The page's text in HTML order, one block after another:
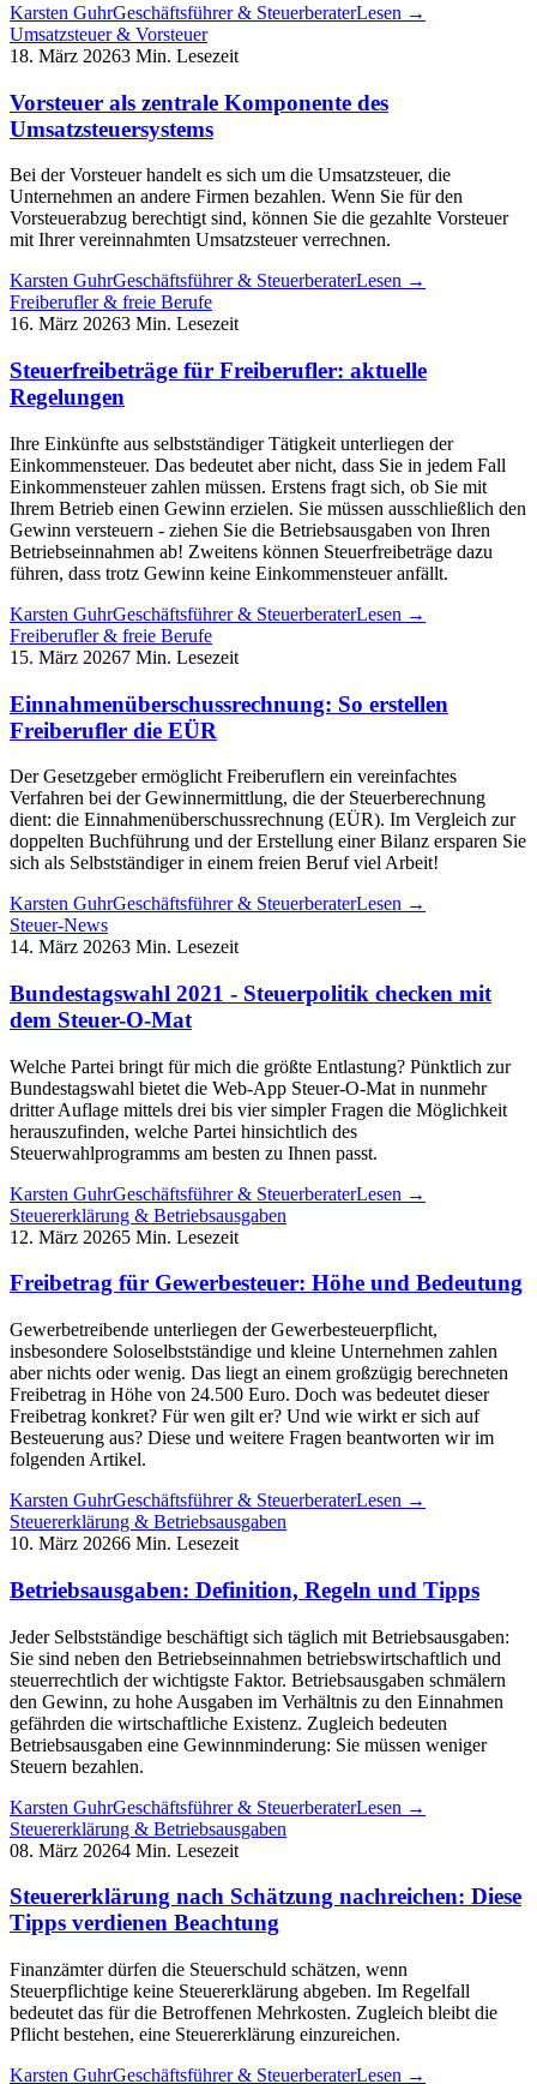
Karsten GuhrGeschäftsführer & SteuerberaterLesen →
Umsatzsteuer & Vorsteuer
18. März 20263 Min. Lesezeit
Vorsteuer als zentrale Komponente des
Umsatzsteuersystems
Bei der Vorsteuer handelt es sich um die Umsatzsteuer, die
Unternehmen an andere Firmen bezahlen. Wenn Sie für den
Vorsteuerabzug berechtigt sind, können Sie die gezahlte Vorsteuer
mit Ihrer vereinnahmten Umsatzsteuer verrechnen.
Karsten GuhrGeschäftsführer & SteuerberaterLesen →
Freiberufler & freie Berufe
16. März 20263 Min. Lesezeit
Steuerfreibeträge für Freiberufler: aktuelle
Regelungen
Ihre Einkünfte aus selbstständiger Tätigkeit unterliegen der
Einkommensteuer. Das bedeutet aber nicht, dass Sie in jedem Fall
Einkommensteuer zahlen müssen. Erstens fragt sich, ob Sie mit
Ihrem Betrieb einen Gewinn erzielen. Sie müssen ausschließlich den
Gewinn versteuern - ziehen Sie die Betriebsausgaben von Ihren
Betriebseinnahmen ab! Zweitens können Steuerfreibeträge dazu
führen, dass trotz Gewinn keine Einkommensteuer anfällt.
Karsten GuhrGeschäftsführer & SteuerberaterLesen →
Freiberufler & freie Berufe
15. März 20267 Min. Lesezeit
Einnahmenüberschussrechnung: So erstellen
Freiberufler die EÜR
Der Gesetzgeber ermöglicht Freiberuflern ein vereinfachtes
Verfahren bei der Gewinnermittlung, die der Steuerberechnung
dient: die Einnahmenüberschussrechnung (EÜR). Im Vergleich zur
doppelten Buchführung und der Erstellung einer Bilanz ersparen Sie
sich als Selbstständiger in einem freien Beruf viel Arbeit!
Karsten GuhrGeschäftsführer & SteuerberaterLesen →
Steuer-News
14. März 20263 Min. Lesezeit
Bundestagswahl 2021 - Steuerpolitik checken mit
dem Steuer-O-Mat
Welche Partei bringt für mich die größte Entlastung? Pünktlich zur
Bundestagswahl bietet die Web-App Steuer-O-Mat in nunmehr
dritter Auflage mittels drei bis vier simpler Fragen die Möglichkeit
herauszufinden, welche Partei hinsichtlich des
Steuerwahlprogramms am besten zu Ihnen passt.
Karsten GuhrGeschäftsführer & SteuerberaterLesen →
Steuererklärung & Betriebsausgaben
12. März 20265 Min. Lesezeit
Freibetrag für Gewerbesteuer: Höhe und Bedeutung
Gewerbetreibende unterliegen der Gewerbesteuerpflicht,
insbesondere Soloselbstständige und kleine Unternehmen zahlen
aber nichts oder wenig. Das liegt an einem großzügig berechneten
Freibetrag in Höhe von 24.500 Euro. Doch was bedeutet dieser
Freibetrag konkret? Für wen gilt er? Und wie wirkt er sich auf
Besteuerung aus? Diese und weitere Fragen beantworten wir im
folgenden Artikel.
Karsten GuhrGeschäftsführer & SteuerberaterLesen →
Steuererklärung & Betriebsausgaben
10. März 20266 Min. Lesezeit
Betriebsausgaben: Definition, Regeln und Tipps
Jeder Selbstständige beschäftigt sich täglich mit Betriebsausgaben:
Sie sind neben den Betriebseinnahmen betriebswirtschaftlich und
steuerrechtlich der wichtigste Faktor. Betriebsausgaben schmälern
den Gewinn, zu hohe Ausgaben im Verhältnis zu den Einnahmen
gefährden die wirtschaftliche Existenz. Zugleich bedeuten
Betriebsausgaben eine Gewinnminderung: Sie müssen weniger
Steuern bezahlen.
Karsten GuhrGeschäftsführer & SteuerberaterLesen →
Steuererklärung & Betriebsausgaben
08. März 20264 Min. Lesezeit
Steuererklärung nach Schätzung nachreichen: Diese
Tipps verdienen Beachtung
Finanzämter dürfen die Steuerschuld schätzen, wenn
Steuerpflichtige keine Steuererklärung abgeben. Im Regelfall
bedeutet das für die Betroffenen Mehrkosten. Zugleich bleibt die
Pflicht bestehen, eine Steuererklärung einzureichen.
Karsten GuhrGeschäftsführer & SteuerberaterLesen →